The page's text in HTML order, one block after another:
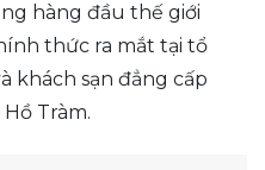
hàng đầu thế giới
thức ra mắt tại tổ
khách sạn đẳng cấp
Tràm.